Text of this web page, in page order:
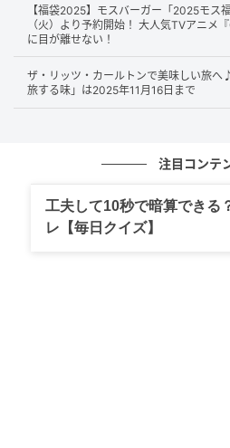
ダーリング家の末っ子、マイ
ベアをモチーフにした「ネッ
ぐるみのように見えますが、
けて中のビーズを移動。生地
飛ぶキャラクターがプリント
片手に付いているので、スー
くっつけることもできます。
【福袋2025】モスバーガー「2025モス
（火）より予約開始！ 大人気TVアニメ
に目が離せない！
ザ・リッツ・カールトンで美味しい旅へ
旅する味」は2025年11月16日まで
注目コンテ
工夫して10秒で暗算できる
レ【毎日クイズ】